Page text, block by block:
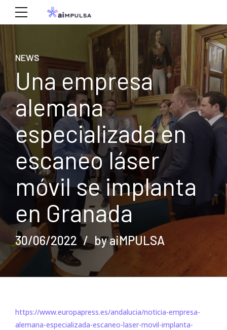
NEWS
Una empresa
alemana
especializada en
escaneo láser
móvil se implanta
en Granada
30/06/2022 by aiMPULSA
https://www.europapress.es/andalucia/noticia-empresa-
alemana-especializada-escaneo-laser-movil-implanta-